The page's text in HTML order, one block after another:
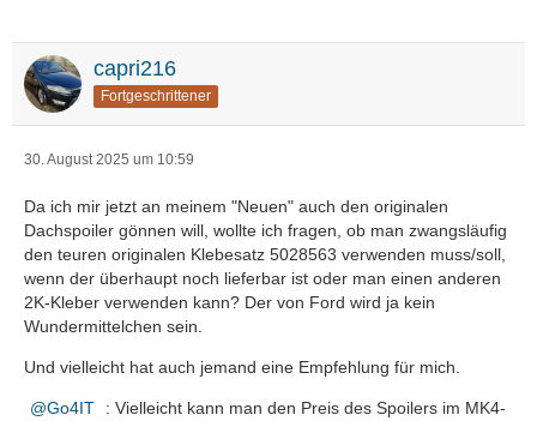
capri216
Fortgeschrittener
30. August 2025 um 10:59
Da ich mir jetzt an meinem "Neuen" auch den originalen
Dachspoiler gönnen will, wollte ich fragen, ob man zwangsläufig
den teuren originalen Klebesatz 5028563 verwenden muss/soll,
wenn der überhaupt noch lieferbar ist oder man einen anderen
2K-Kleber verwenden kann? Der von Ford wird ja kein
Wundermittelchen sein.
Und vielleicht hat auch jemand eine Empfehlung für mich.
Go4IT
: Vielleicht kann man den Preis des Spoilers im MK4-